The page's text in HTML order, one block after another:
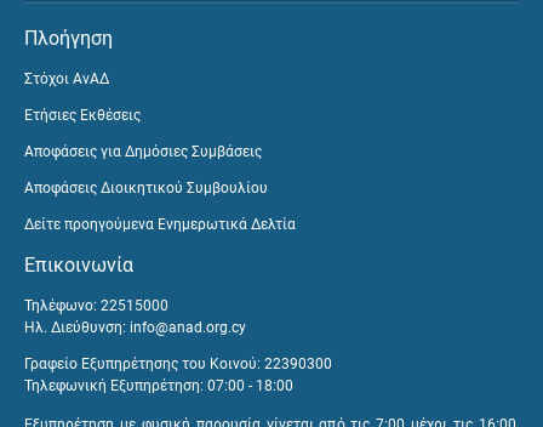
Πλοήγηση
Στόχοι ΑνΑΔ
Ετήσιες Εκθέσεις
Αποφάσεις για Δημόσιες Συμβάσεις
Αποφάσεις Διοικητικού Συμβουλίου
Δείτε προηγούμενα Ενημερωτικά Δελτία
Επικοινωνία
Τηλέφωνο: 22515000
Ηλ. Διεύθυνση: info@anad.org.cy
Γραφείο Εξυπηρέτησης του Κοινού: 22390300
Τηλεφωνική Εξυπηρέτηση: 07:00 - 18:00